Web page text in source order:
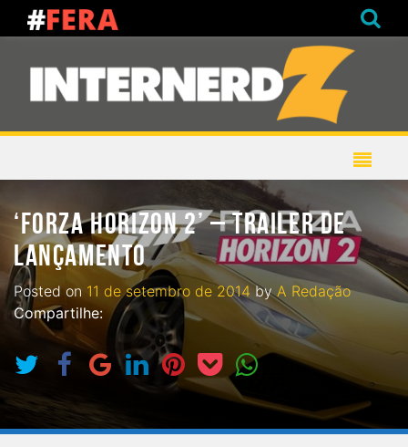
‘FORZA HORIZON 2’ – TRAILER DE
LANÇAMENTO
Posted on 11 de setembro de 2014byA Redação
Compartilhe: